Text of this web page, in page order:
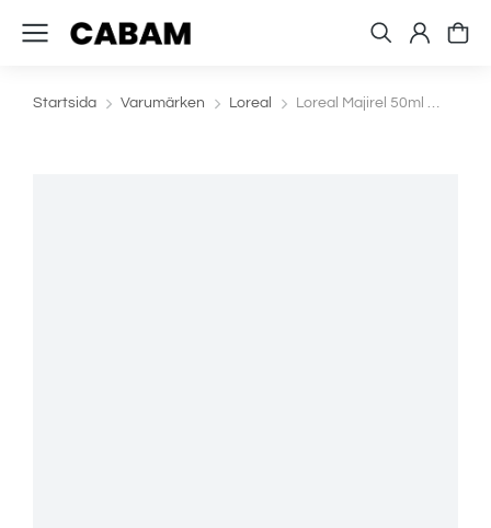
Du är här:
Startsida Varumärken Loreal Loreal Majirel 50ml …